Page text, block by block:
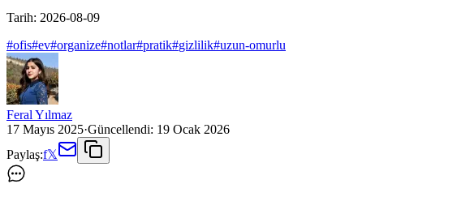
Tarih: 2026-08-09
#ofis#ev#organize#notlar#pratik#gizlilik#uzun-omurlu
Feral Yılmaz
17 Mayıs 2025·Güncellendi: 19 Ocak 2026
Paylaş:f𝕏